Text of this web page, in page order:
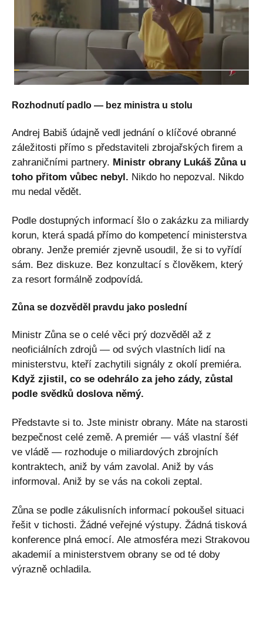
Rozhodnutí padlo — bez ministra u stolu
Andrej Babiš údajně vedl jednání o klíčové obranné
záležitosti přímo s představiteli zbrojařských firem a
zahraničními partnery. Ministr obrany Lukáš Zůna u
toho přitom vůbec nebyl. Nikdo ho nepozval. Nikdo
mu nedal vědět.
Podle dostupných informací šlo o zakázku za miliardy
korun, která spadá přímo do kompetencí ministerstva
obrany. Jenže premiér zjevně usoudil, že si to vyřídí
sám. Bez diskuze. Bez konzultací s člověkem, který
za resort formálně zodpovídá.
Zůna se dozvěděl pravdu jako poslední
Ministr Zůna se o celé věci prý dozvěděl až z
neoficiálních zdrojů — od svých vlastních lidí na
ministerstvu, kteří zachytili signály z okolí premiéra.
Když zjistil, co se odehrálo za jeho zády, zůstal
podle svědků doslova němý.
Představte si to. Jste ministr obrany. Máte na starosti
bezpečnost celé země. A premiér — váš vlastní šéf
ve vládě — rozhoduje o miliardových zbrojních
kontraktech, aniž by vám zavolal. Aniž by vás
informoval. Aniž by se vás na cokoli zeptal.
Zůna se podle zákulisních informací pokoušel situaci
řešit v tichosti. Žádné veřejné výstupy. Žádná tisková
konference plná emocí. Ale atmosféra mezi Strakovou
akademií a ministerstvem obrany se od té doby
výrazně ochladila.